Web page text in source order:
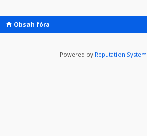
Obsah fóra
Powered by Reputation System